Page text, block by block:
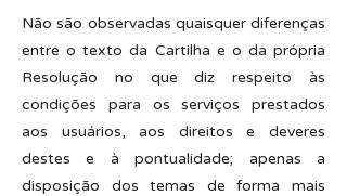
Não são observadas quaisquer diferenças
entre o texto da Cartilha e o da própria
Resolução no que diz respeito às
condições para os serviços prestados
aos usuários, aos direitos e deveres
destes e à pontualidade; apenas a
disposição dos temas de forma mais